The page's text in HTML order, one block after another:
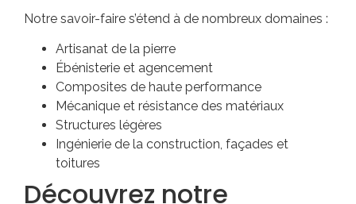
Notre savoir-faire s’étend à de nombreux domaines :
Artisanat de la pierre
Ébénisterie et agencement
Composites de haute performance
Mécanique et résistance des matériaux
Structures légères
Ingénierie de la construction, façades et
toitures
Découvrez notre